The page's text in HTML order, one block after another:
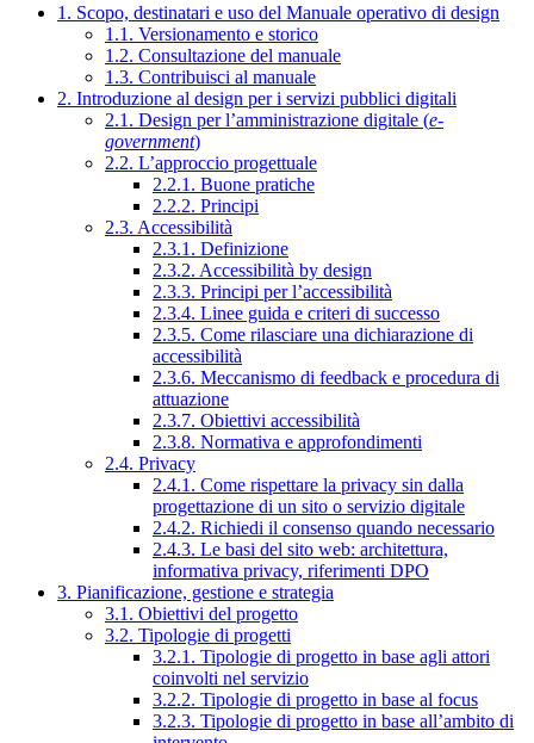
1. Scopo, destinatari e uso del Manuale operativo di design
1.1. Versionamento e storico
1.2. Consultazione del manuale
1.3. Contribuisci al manuale
2. Introduzione al design per i servizi pubblici digitali
2.1. Design per l’amministrazione digitale (e-
government)
2.2. L’approccio progettuale
2.2.1. Buone pratiche
2.2.2. Principi
2.3. Accessibilità
2.3.1. Definizione
2.3.2. Accessibilità by design
2.3.3. Principi per l’accessibilità
2.3.4. Linee guida e criteri di successo
2.3.5. Come rilasciare una dichiarazione di
accessibilità
2.3.6. Meccanismo di feedback e procedura di
attuazione
2.3.7. Obiettivi accessibilità
2.3.8. Normativa e approfondimenti
2.4. Privacy
2.4.1. Come rispettare la privacy sin dalla
progettazione di un sito o servizio digitale
2.4.2. Richiedi il consenso quando necessario
2.4.3. Le basi del sito web: architettura,
informativa privacy, riferimenti DPO
3. Pianificazione, gestione e strategia
3.1. Obiettivi del progetto
3.2. Tipologie di progetti
3.2.1. Tipologie di progetto in base agli attori
coinvolti nel servizio
3.2.2. Tipologie di progetto in base al focus
3.2.3. Tipologie di progetto in base all’ambito di